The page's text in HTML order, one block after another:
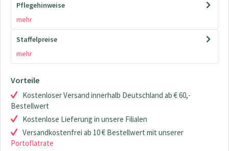
Pflegehinweise
mehr
Staffelpreise
mehr
Vorteile
Kostenloser Versand innerhalb Deutschland ab € 60,-
Bestellwert
Kostenlose Lieferung in unsere Filialen
Versandkostenfrei ab 10 € Bestellwert mit unserer
Portoflatrate